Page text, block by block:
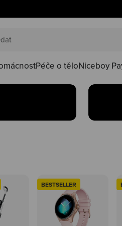
Péče o těloNiceboy
happy
ve
BESTSELLER